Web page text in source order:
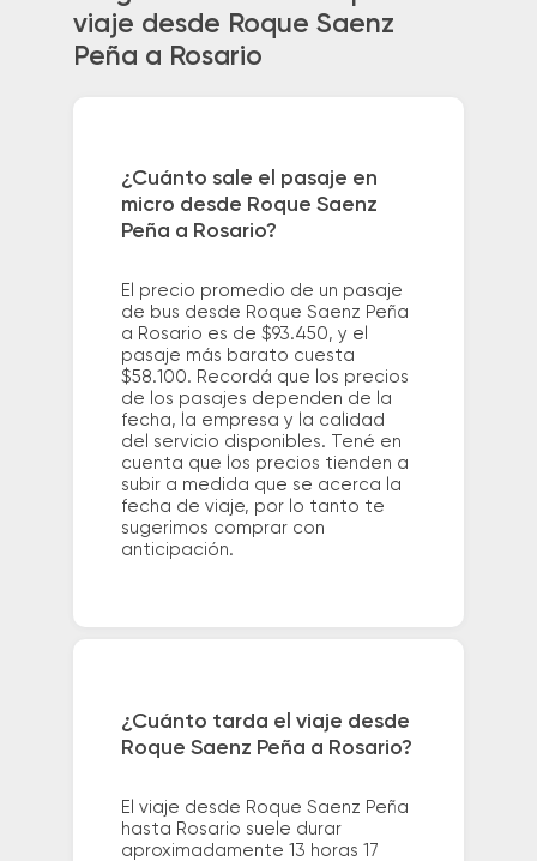
viaje desde Roque Saenz
Peña a Rosario
¿Cuánto sale el pasaje en
micro desde Roque Saenz
Peña a Rosario?
El precio promedio de un pasaje
de bus desde Roque Saenz Peña
a Rosario es de $93.450, y el
pasaje más barato cuesta
$58.100. Recordá que los precios
de los pasajes dependen de la
fecha, la empresa y la calidad
del servicio disponibles. Tené en
cuenta que los precios tienden a
subir a medida que se acerca la
fecha de viaje, por lo tanto te
sugerimos comprar con
anticipación.
¿Cuánto tarda el viaje desde
Roque Saenz Peña a Rosario?
El viaje desde Roque Saenz Peña
hasta Rosario suele durar
aproximadamente 13 horas 17